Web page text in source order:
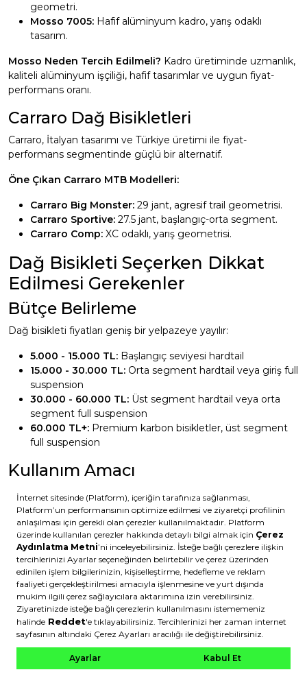
geometri.
Mosso 7005: Hafif alüminyum kadro, yarış odaklı
tasarım.
Mosso Neden Tercih Edilmeli? Kadro üretiminde uzmanlık,
kaliteli alüminyum işçiliği, hafif tasarımlar ve uygun fiyat-
performans oranı.
Carraro Dağ Bisikletleri
Carraro, İtalyan tasarımı ve Türkiye üretimi ile fiyat-
performans segmentinde güçlü bir alternatif.
Öne Çıkan Carraro MTB Modelleri:
Carraro Big Monster: 29 jant, agresif trail geometrisi.
Carraro Sportive: 27.5 jant, başlangıç-orta segment.
Carraro Comp: XC odaklı, yarış geometrisi.
Dağ Bisikleti Seçerken Dikkat
Edilmesi Gerekenler
Bütçe Belirleme
Dağ bisikleti fiyatları geniş bir yelpazeye yayılır:
5.000 - 15.000 TL: Başlangıç seviyesi hardtail
15.000 - 30.000 TL: Orta segment hardtail veya giriş full
suspension
30.000 - 60.000 TL: Üst segment hardtail veya orta
segment full suspension
60.000 TL+: Premium karbon bisikletler, üst segment
full suspension
Kullanım Amacı
Fitness ve kondisyon:
XC hardtail yeterli
Hafta sonu macera: Trail bisiklet ideal
Teknik parkurlar:Full suspension önerilir
Yarış:Kategoriye uygun bisiklet şart
Boy ve Kadro Bedeni
Doğru beden seçimi, performans ve konfor için kritik:
155-165 cm:XS (15")
165-175 cm:S (17")
175-183 cm:M (19")
183-190 cm:L (21")
190+ cm:XL (23")